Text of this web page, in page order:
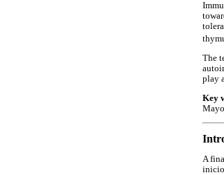
The
play
Key
A